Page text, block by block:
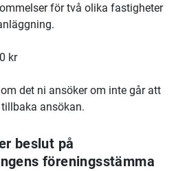
för två olika fastigheter
kr
det ni ansöker om inte går att
ansökan.
beslut på
föreningsstämma